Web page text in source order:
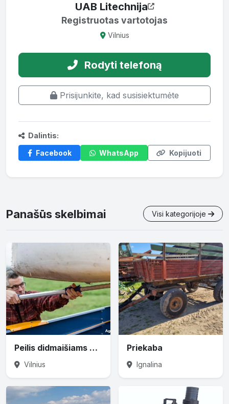
UAB Litechnija
Registruotas vartotojas
Vilnius
Rodyti telefoną
Prisijunkite, kad susisiektumėte
Dalintis:
Facebook
WhatsApp Kopijuoti
Panašūs skelbimai Visi kategorijoje
Peilis didmaišiams prapjauti
Vilnius
Priekaba
Ignalina